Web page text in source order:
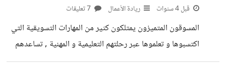
قبل 4 سنوات ريادة الأعمال
المسوقون المتميزون يمتلكون كثير من المهارات التسويقية التي
اكتسبوها و تعلموها عبر رحلتهم التعليمية و المهنية , تساعدهم
تلك المهارات على تحقيق المستهدف الشهري أو السنوي من